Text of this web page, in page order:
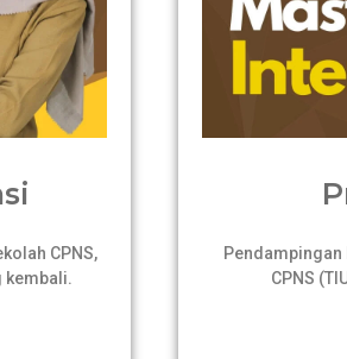
CPNS,
kembali.
CPNS